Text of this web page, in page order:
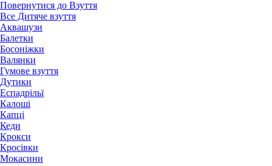
Повернутися до Взуття
Все Дитяче взуття
Аквашузи
Балетки
Босоніжки
Валянки
Гумове взуття
Дутики
Еспадрільї
Калоші
Капці
Кеди
Крокси
Кросівки
Мокасини